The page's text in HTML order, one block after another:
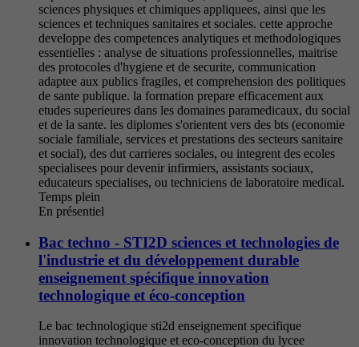
sciences physiques et chimiques appliquees, ainsi que les
sciences et techniques sanitaires et sociales. cette approche
developpe des competences analytiques et methodologiques
essentielles : analyse de situations professionnelles, maitrise
des protocoles d'hygiene et de securite, communication
adaptee aux publics fragiles, et comprehension des politiques
de sante publique. la formation prepare efficacement aux
etudes superieures dans les domaines paramedicaux, du social
et de la sante. les diplomes s'orientent vers des bts (economie
sociale familiale, services et prestations des secteurs sanitaire
et social), des dut carrieres sociales, ou integrent des ecoles
specialisees pour devenir infirmiers, assistants sociaux,
educateurs specialises, ou techniciens de laboratoire medical.
Temps plein
En présentiel
Bac techno - STI2D sciences et technologies de
l'industrie et du développement durable
enseignement spécifique innovation
technologique et éco-conception
Le bac technologique sti2d enseignement specifique
innovation technologique et eco-conception du lycee